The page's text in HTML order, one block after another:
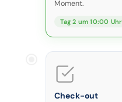
Moment.
Tag 2 um 10:00 Uhr
Check-out